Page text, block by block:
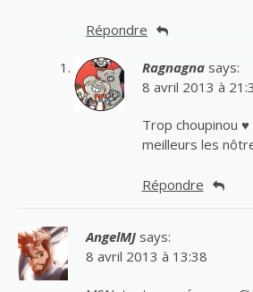
Répondre
Ragnagna says:
8 avril 2013 à
Trop choupinou
meilleurs les
Répondre
AngelMJ says:
8 avril 2013 à 13:38